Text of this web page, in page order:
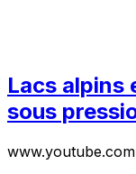
Lacs alpins
sous
www.youtube.com